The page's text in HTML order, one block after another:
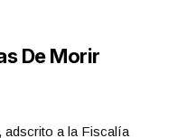
De Morir
adscrito a la Fiscalía